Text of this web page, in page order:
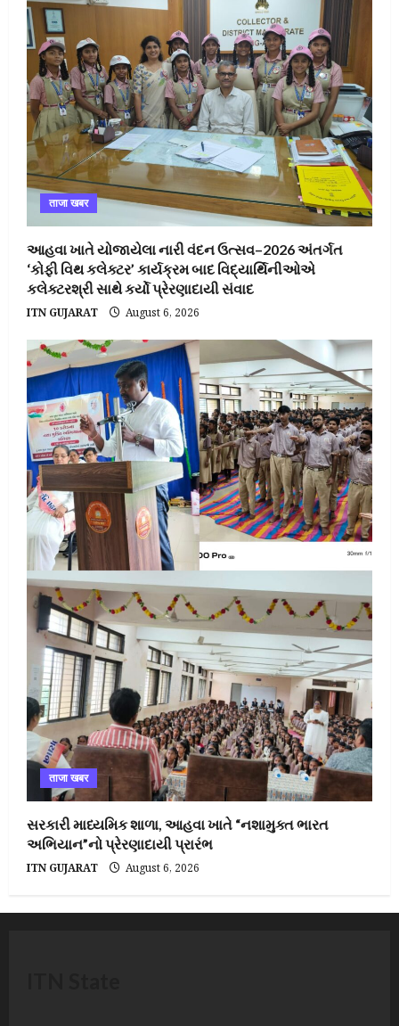
ताजा खबर
આહવા ખાતે યોજાયેલા નારી વંદન ઉત્સવ–2026 અંતર્ગત
‘કોફી વિથ કલેક્ટર’ કાર્યક્રમ બાદ વિદ્યાર્થિનીઓએ
કલેક્ટરશ્રી સાથે કર્યો પ્રેરણાદાયી સંવાદ
ITN GUJARAT August 6, 2026
ताजा खबर
સરકારી માધ્યમિક શાળા, આહવા ખાતે “નશામુક્ત ભારત
અભિયાન”નો પ્રેરણાદાયી પ્રારંભ
ITN GUJARAT August 6, 2026